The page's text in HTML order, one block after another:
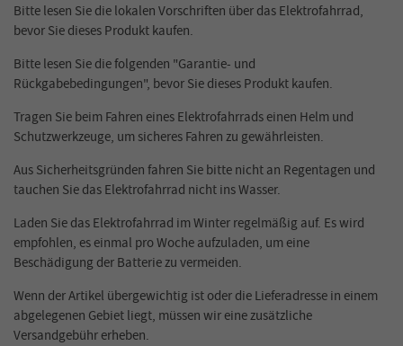
Bitte lesen Sie die lokalen Vorschriften über das Elektrofahrrad,
bevor Sie dieses Produkt kaufen.
Bitte lesen Sie die folgenden "Garantie- und
Rückgabebedingungen", bevor Sie dieses Produkt kaufen.
Tragen Sie beim Fahren eines Elektrofahrrads einen Helm und
Schutzwerkzeuge, um sicheres Fahren zu gewährleisten.
Aus Sicherheitsgründen fahren Sie bitte nicht an Regentagen und
tauchen Sie das Elektrofahrrad nicht ins Wasser.
Laden Sie das Elektrofahrrad im Winter regelmäßig auf. Es wird
empfohlen, es einmal pro Woche aufzuladen, um eine
Beschädigung der Batterie zu vermeiden.
Wenn der Artikel übergewichtig ist oder die Lieferadresse in einem
abgelegenen Gebiet liegt, müssen wir eine zusätzliche
Versandgebühr erheben.